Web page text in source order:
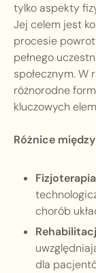
tylko aspekty
Jej celem jest
procesie
pełnego
społecznym.
różnorodne
kluczowych
Różnice
Fizjoterapia
chorób
dla